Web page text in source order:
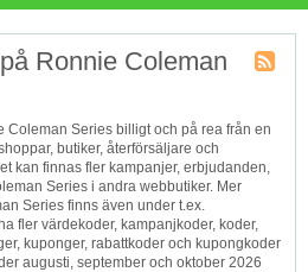
RSS
Ronnie Coleman
Coleman Series billigt och på rea från en
butiker, återförsäljare och
kan finnas fler kampanjer, erbjudanden,
Series i andra webbutiker. Mer
Series finns även under t.ex.
fler värdekoder, kampanjkoder, koder,
kuponger, rabattkoder och kupongkoder
augusti, september och oktober 2026